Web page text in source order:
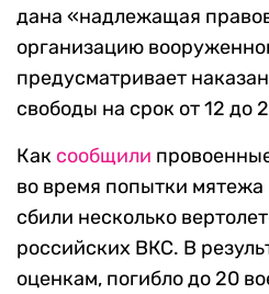
дана «надлежащая
организацию
предусматривает
свободы на срок от 12 до
Как сообщили
во время попытки
сбили несколько
российских ВКС. В
оценкам, погибло до 20